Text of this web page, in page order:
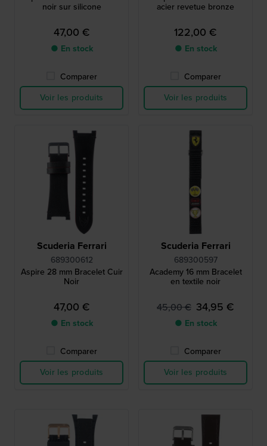
noir sur silicone
47,00 €
● En stock
Comparer
Voir les produits
acier revetue bronze
122,00 €
● En stock
Comparer
Voir les produits
Scuderia Ferrari
689300612
Aspire 28 mm Bracelet Cuir
Noir
47,00 €
● En stock
Comparer
Voir les produits
Scuderia Ferrari
689300597
Academy 16 mm Bracelet
en textile noir
45,00 € 34,95 €
● En stock
Comparer
Voir les produits